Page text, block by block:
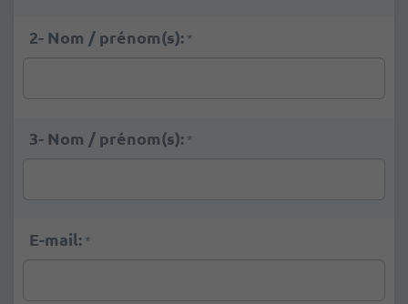
2- Nom / prénom(s): *
3- Nom / prénom(s): *
E-mail: *